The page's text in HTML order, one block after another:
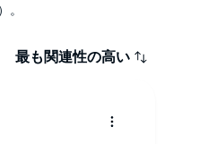
。
最も関連性の高い